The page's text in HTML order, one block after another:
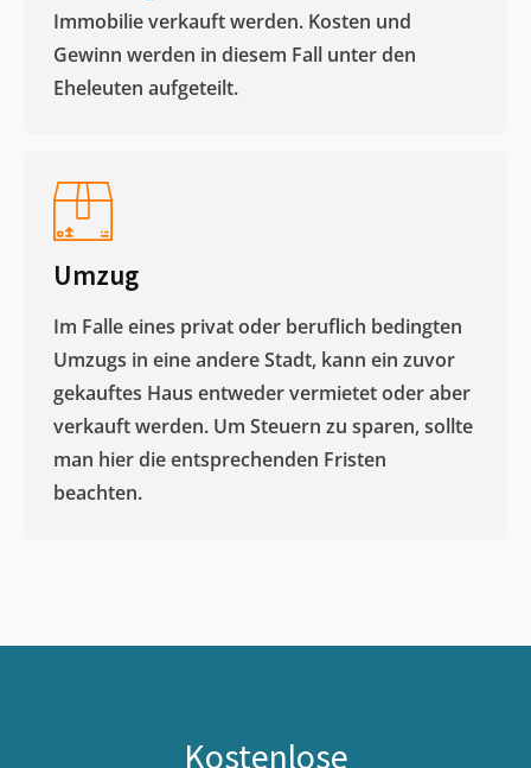
Immobilie verkauft werden. Kosten und
Gewinn werden in diesem Fall unter den
Eheleuten aufgeteilt.​
Umzug
Im Falle eines privat oder beruflich bedingten
Umzugs in eine andere Stadt, kann ein zuvor
gekauftes Haus entweder vermietet oder aber
verkauft werden. Um Steuern zu sparen, sollte
man hier die entsprechenden Fristen
beachten.
Kostenlose